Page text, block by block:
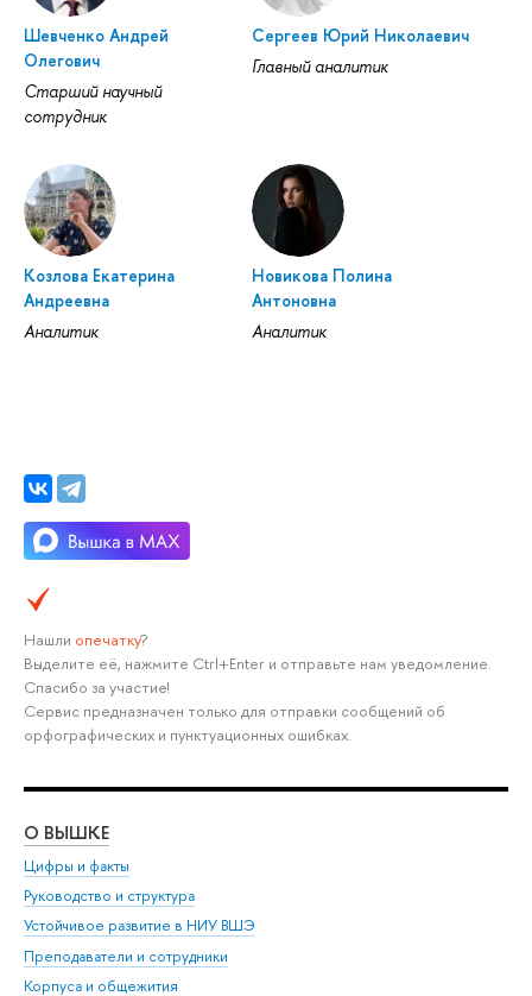
Шевченко Андрей
Олегович
Старший научный
сотрудник
Сергеев Юрий Николаевич
Главный аналитик
Козлова Екатерина
Андреевна
Аналитик
Новикова Полина
Антоновна
Аналитик
Нашли опечатку?
Выделите её, нажмите Ctrl+Enter и отправьте нам уведомление.
Спасибо за участие!
Сервис предназначен только для отправки сообщений об
орфографических и пунктуационных ошибках.
О ВЫШКЕ
Цифры и факты
Руководство и структура
Устойчивое развитие в НИУ ВШЭ
Преподаватели и сотрудники
Корпуса и общежития